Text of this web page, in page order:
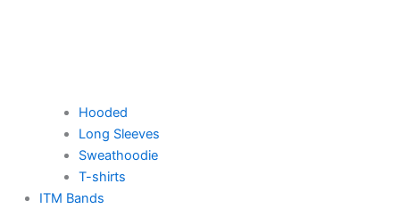
Hooded
Long Sleeves
Sweathoodie
T-shirts
ITM Bands